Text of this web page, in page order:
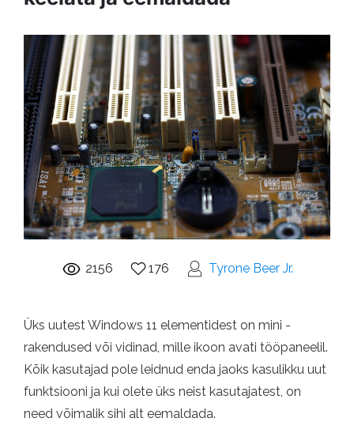
2156 176 Tyrone Beer Jr.
Üks uutest Windows 11 elementidest on mini -
rakendused või vidinad, mille ikoon avati tööpaneelil.
Kõik kasutajad pole leidnud enda jaoks kasulikku uut
funktsiooni ja kui olete üks neist kasutajatest, on
need võimalik sihi alt eemaldada.